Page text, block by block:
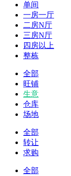
单间
一房一厅
二房N厅
三房N厅
四房以上
整栋
全部
旺铺
生意
仓库
场地
全部
转让
求购
全部